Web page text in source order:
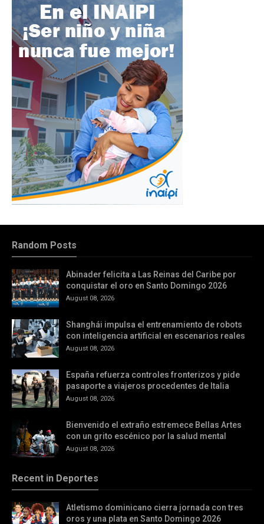
Random Posts
Abinader felicita a Las Reinas del Caribe por
conquistar el oro en Santo Domingo 2026
August 08, 2026
Shanghái impulsa el entrenamiento de robots
con inteligencia artificial en escenarios reales
August 08, 2026
España refuerza controles fronterizos y pide
pasaporte a viajeros procedentes de Italia
August 08, 2026
Bienvenido el extraño estremece Bellas Artes
con un grito escénico por la salud mental
August 08, 2026
Recent in Deportes
Atletismo dominicano cierra jornada con tres
oros y una plata en Santo Domingo 2026